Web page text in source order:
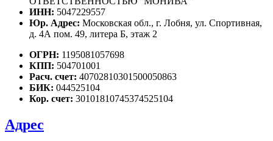
ИНН: 5047229557
Юр. Адрес: Московская обл., г. Лобня, ул. Спортивная,
д. 4А пом. 49, литера Б, этаж 2
ОГРН: 1195081057698
КПП: 504701001
Расч. счет: 40702810301500050863
БИК: 044525104
Кор. счет: 30101810745374525104
Адрес